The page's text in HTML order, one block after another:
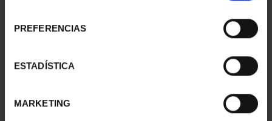
PREFERENCIAS
ESTADÍSTICA
MARKETING
registrados
registrados